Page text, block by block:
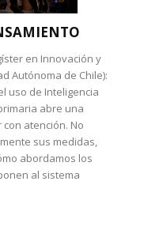
en Innovación y
Autónoma de Chile):
uso de Inteligencia
abre una
atención. No
sus medidas,
abordamos los
al sistema